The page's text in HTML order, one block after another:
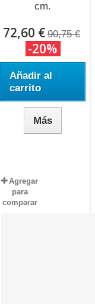
cm.
72,60 € 90,75 €
-20%
Añadir al
carrito
Más
Agregar
para
comparar